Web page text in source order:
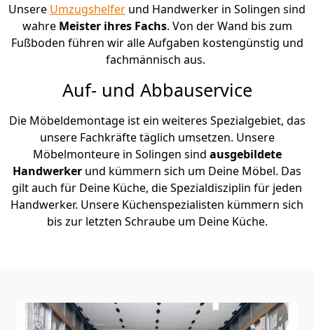
Unsere Umzugshelfer und Handwerker in Solingen sind
wahre Meister ihres Fachs. Von der Wand bis zum
Fußboden führen wir alle Aufgaben kostengünstig und
fachmännisch aus.
Auf- und Abbauservice
Die Möbeldemontage ist ein weiteres Spezialgebiet, das
unsere Fachkräfte täglich umsetzen. Unsere
Möbelmonteure in Solingen sind ausgebildete
Handwerker und kümmern sich um Deine Möbel. Das
gilt auch für Deine Küche, die Spezialdisziplin für jeden
Handwerker. Unsere Küchenspezialisten kümmern sich
bis zur letzten Schraube um Deine Küche.